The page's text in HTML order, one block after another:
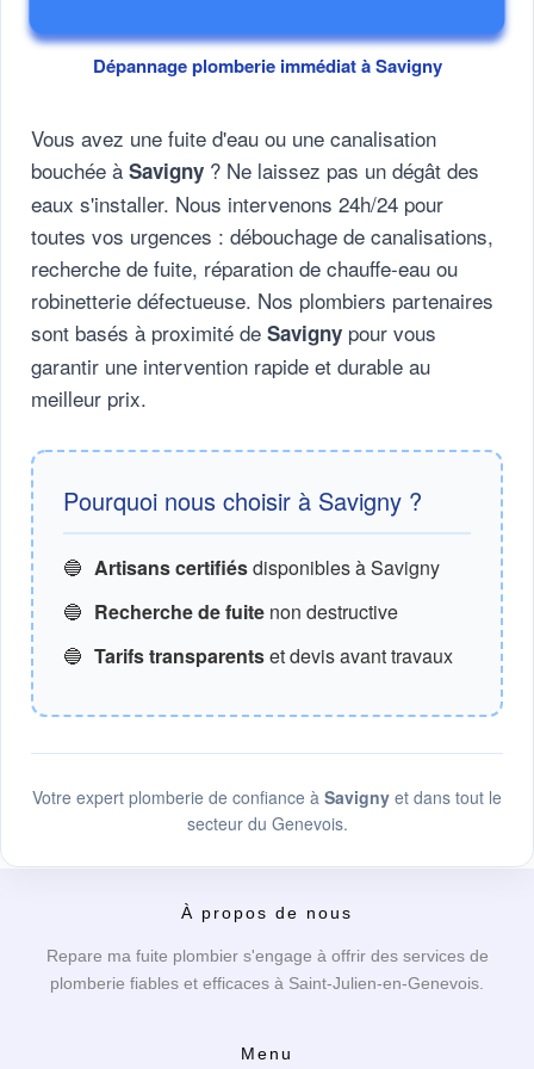
Dépannage plomberie immédiat à Savigny
Vous avez une fuite d'eau ou une canalisation
bouchée à Savigny ? Ne laissez pas un dégât des
eaux s'installer. Nous intervenons 24h/24 pour
toutes vos urgences : débouchage de canalisations,
recherche de fuite, réparation de chauffe-eau ou
robinetterie défectueuse. Nos plombiers partenaires
sont basés à proximité de Savigny pour vous
garantir une intervention rapide et durable au
meilleur prix.
Pourquoi nous choisir à Savigny ?
🔵 Artisans certifiésdisponibles à Savigny
🔵 Recherche de fuite non destructive
🔵 Tarifs transparentset devis avant travaux
Votre expert plomberie de confiance à Savigny et dans tout le
secteur du Genevois.
À propos de nous
Repare ma fuite plombier s'engage à offrir des services de
plomberie fiables et efficaces à Saint-Julien-en-Genevois.
Menu